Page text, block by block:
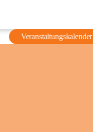
Veranstaltungskalender